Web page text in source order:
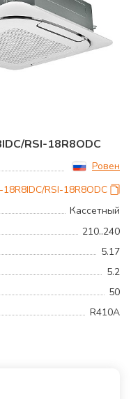
RSI-18R8ODC
Ровен
18R8IDC/RSI-18R8ODC
Кассетный
210..240
5.17
5.2
50
R410A